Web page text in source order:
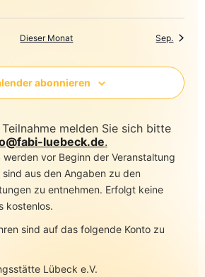
Dieser Monat Sep.
abonnieren
melden Sie sich bitte
luebeck.de.
werden vor Beginn der Veranstaltung
aus den Angaben zu den
zu entnehmen. Erfolgt keine
kostenlos.
sind auf das folgende Konto zu
Lübeck e.V.